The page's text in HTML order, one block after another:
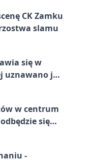
CK Zamku
slamu
się w
uznawano ją
w centrum
się
-